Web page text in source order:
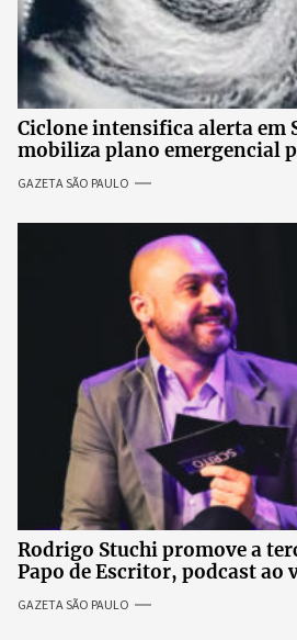
Ciclone intensifica alerta em
mobiliza plano emergencial
impactos no fornecimento de
GAZETA SÃO PAULO
Rodrigo Stuchi promove a
Papo de Escritor, podcast ao
especialistas para discutir
prosperidade.
GAZETA SÃO PAULO